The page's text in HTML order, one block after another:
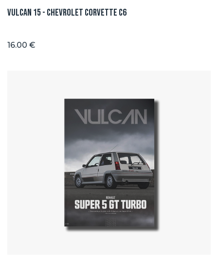
Vulcan 15 - Chevrolet Corvette C6
16.00 €